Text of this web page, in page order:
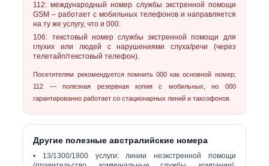
112: международный номер службы экстренной помощи
GSM – работает с мобильных телефонов и направляется
на ту же услугу, что и 000.
106: текстовый номер службы экстренной помощи для
глухих или людей с нарушениями слуха/речи (через
телетайп/текстовый телефон).
Посетителям рекомендуется помнить 000 как основной номер;
112 — полезная резервная копия с мобильных, но 000
гарантированно работает со стационарных линий и таксофонов.
Другие полезные австралийские номера
• 13/1300/1800 услуги:линии неэкстренной помощи